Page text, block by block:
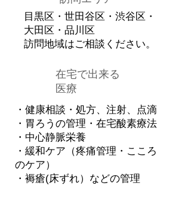
目黒区・世田谷区・渋谷区・
大田区・品川区
訪問地域はご相談ください。
在宅で出来る
​医療
・健康相談・処方、注射、点滴
・胃ろうの管理・在宅酸素療法
・中心静脈栄養
・緩和ケア（疼痛管理・こころ
のケア）
・褥瘡(床ずれ）などの管理